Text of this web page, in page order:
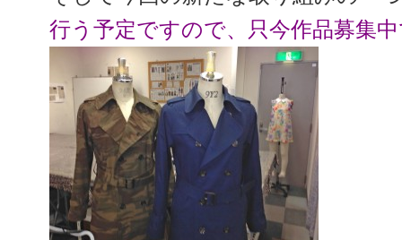
行う予定ですので、只今作品募集